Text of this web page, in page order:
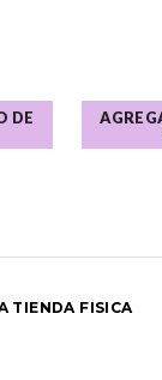
DE
TIENDA FISICA